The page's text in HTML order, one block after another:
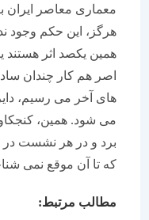
معماری معاصر ایران
هرگز، این حکم وجود ندارد
همین یکصد اثر هستند یا
اصر هم کار چندان ساده
های آخر می رسیم، دایره
می شود. همین، کنجکاوی و
برد و در هر نشست در انتظار
که تا آن موقع نمی
مطالب مرتبط: